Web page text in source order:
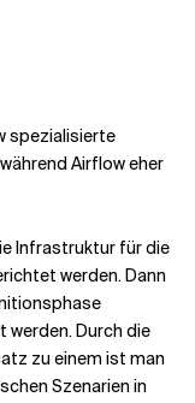
spezialisierte
Airflow eher
Infrastruktur für die
werden. Dann
Durch die
zu einem ist man
Szenarien in